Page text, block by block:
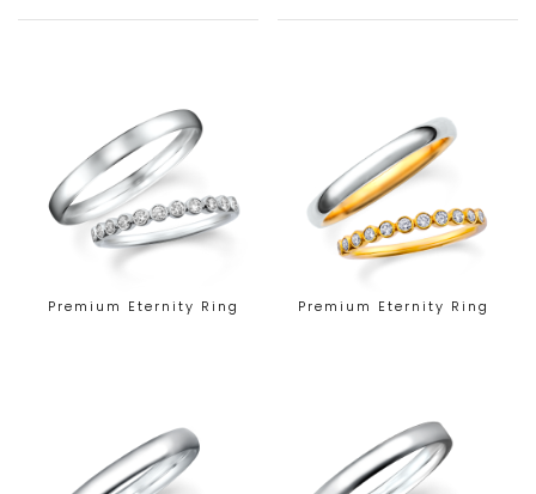
Premium Eternity Ring Premium Eternity Ring